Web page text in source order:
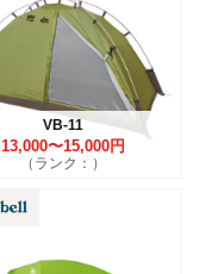
VB-11
13,000〜15,000円
（ランク：）